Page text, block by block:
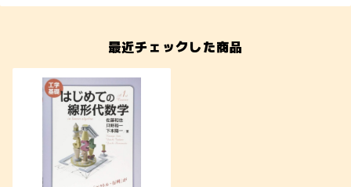
最近チェックした商品